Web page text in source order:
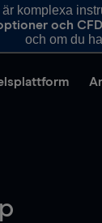
komplexa
och
och om du